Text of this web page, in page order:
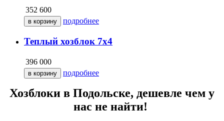
352 600
подробнее
Теплый хозблок 7х4
396 000
подробнее
Хозблоки в Подольске, дешевле чем у
нас не найти!